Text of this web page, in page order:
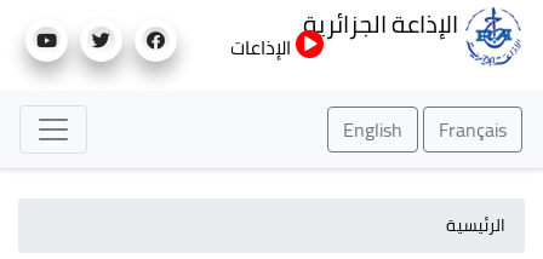
إلى
الإذاعة الجزائرية
الإذاعات
Français
English
الرئيسية